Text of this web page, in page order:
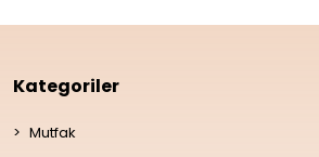
Kategoriler
Mutfak